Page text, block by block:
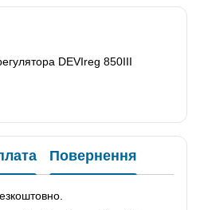
DEVIreg 850III
Повернення